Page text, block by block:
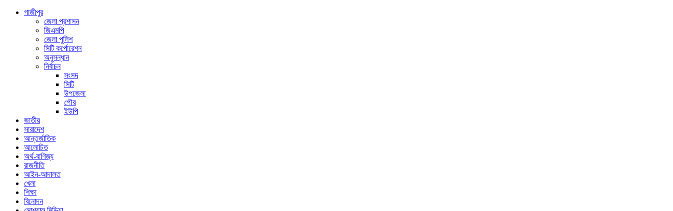
গাজীপুর
জেলা প্রশাসন
জিএমপি
জেলা পুলিশ
সিটি কর্পোরেশন
অনুসন্ধান
নির্বাচন
সংসদ
সিটি
উপজেলা
পৌর
ইউপি
জাতীয়
সারাদেশ
আন্তর্জাতিক
আলোচিত
অর্থ-বাণিজ্য
রাজনীতি
আইন-আদালত
খেলা
শিক্ষা
বিনোদন